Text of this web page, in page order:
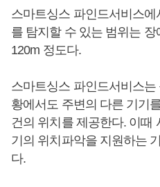
스마트싱스 파인드서비스에
를 탐지할 수 있는 범위는
120m 정도다.
스마트싱스 파인드서비스
황에서도 주변의 다른 기기
건의 위치를 제공한다. 이때
기의 위치파악을 지원하는
다.